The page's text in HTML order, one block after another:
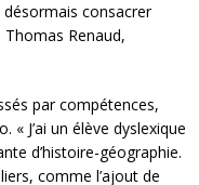
désormais consacrer
Renaud,
par compétences,
J’ai un élève dyslexique
d’histoire-géographie.
comme l’ajout de